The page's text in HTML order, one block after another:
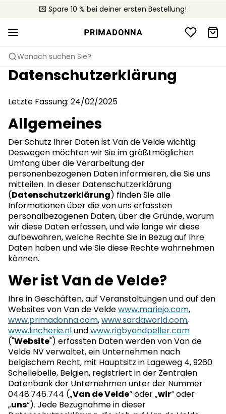
💌 Spare 10 % bei deiner ersten Bestellung!
🚚 Kostenloser Versand bei Bestellungen über 90 €
📦 Kostenlose Rücksendungen
Wonach suchen Sie?
Datenschutzerklärung
Letzte Fassung: 24/02/2025
Allgemeines
Der Schutz Ihrer Daten ist Van de Velde wichtig.
Deswegen möchten wir Sie im größtmöglichen
Umfang über die Verarbeitung der
personenbezogenen Daten informieren, die Sie uns
mitteilen. In dieser Datenschutzerklärung
(Datenschutzerklärung) finden Sie alle
Informationen über die von uns erfassten
personalbezogenen Daten, über die Gründe, warum
wir diese Daten erfassen, und wie lange wir diese
aufbewahren, welche Rechte Sie in Bezug auf Ihre
Daten haben und wie Sie diese Rechte wahrnehmen
können.
Wer ist Van de Velde?
Ihre in Geschäften, auf Veranstaltungen und auf den
Websites von Van de Veldewww.mariejo.com,
www.primadonna.com,www.sardaworld.com,
www.lincherie.nlundwww.rigbyandpeller.com
("Website") erfassten Daten werden von Van de
Velde NV verwaltet, ein Unternehmen nach
belgischem Recht, mit Hauptsitz in Lageweg 4, 9260
Schellebelle, Belgien, registriert in der Zentralen
Datenbank der Unternehmen unter der Nummer
0448.746.744 („Van de Velde“ oder „wir“ oder
„uns“). Jede Bezugnahme in dieser